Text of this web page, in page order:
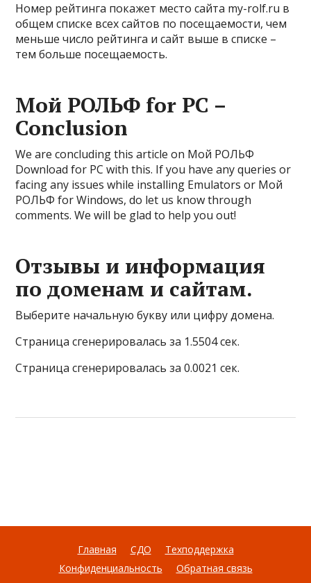
Номер рейтинга покажет место сайта my-rolf.ru в
общем списке всех сайтов по посещаемости, чем
меньше число рейтинга и сайт выше в списке –
тем больше посещаемость.
Мой РОЛЬФ for PC –
Conclusion
We are concluding this article on Мой РОЛЬФ
Download for PC with this. If you have any queries or
facing any issues while installing Emulators or Мой
РОЛЬФ for Windows, do let us know through
comments. We will be glad to help you out!
Отзывы и информация
по доменам и сайтам.
Выберите начальную букву или цифру домена.
Страница сгенерировалась за 1.5504 сек.
Страница сгенерировалась за 0.0021 сек.
Главная СДО
Техподдержка
Конфиденциальность
Обратная связь